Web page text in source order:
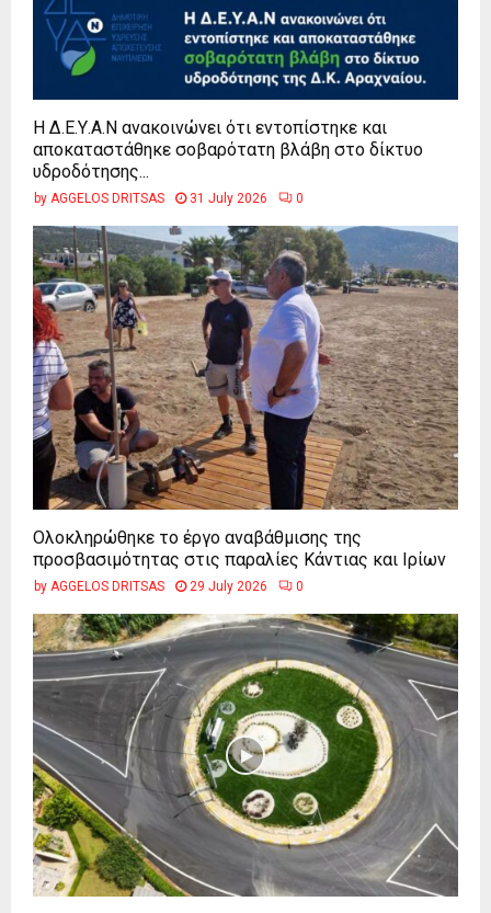
Η Δ.Ε.Υ.Α.Ν ανακοινώνει ότι εντοπίστηκε και
αποκαταστάθηκε σοβαρότατη βλάβη στο δίκτυο
υδροδότησης...
by AGGELOS DRITSAS 31 July 2026 0
Ολοκληρώθηκε το έργο αναβάθμισης της
προσβασιμότητας στις παραλίες Κάντιας και Ιρίων
by AGGELOS DRITSAS 29 July 2026 0